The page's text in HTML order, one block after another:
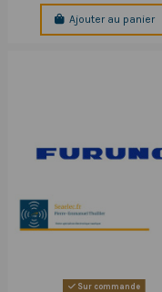
Ajouter au panier
Sur commande